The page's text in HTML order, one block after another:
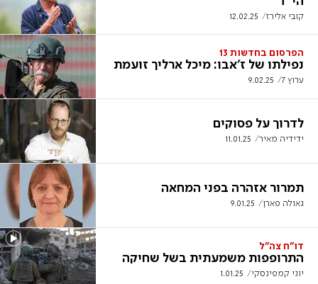
קובי אלירז 12.02.25
הפרסום בחדשות 13
נפילתו של ז'אבו: מיכל ארליך זועמת
ערוץ 7 9.02.25
לדרוך על פסוקים
ידידיה מאיר 11.01.25
תמרור אזהרה בפני המחאה
גאולה פארן 9.01.25
דו"ח צה"ל
התרופפות משמעתית בשל שחיקה
יוני קמפינסקי 1.01.25